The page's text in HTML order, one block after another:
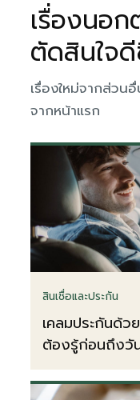
เรื่องนอก
ตัดสินใจ
เรื่องใหม่จากส่วน
จากหน้าแรก
สินเชื่อและประกัน
เคลมประกันด้
ต้องรู้ก่อนถึงวั